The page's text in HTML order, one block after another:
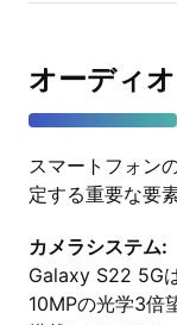
オーディ
スマートフォン
定する重要な要
カメラシステム:
Galaxy S22 5G
10MPの光学3倍